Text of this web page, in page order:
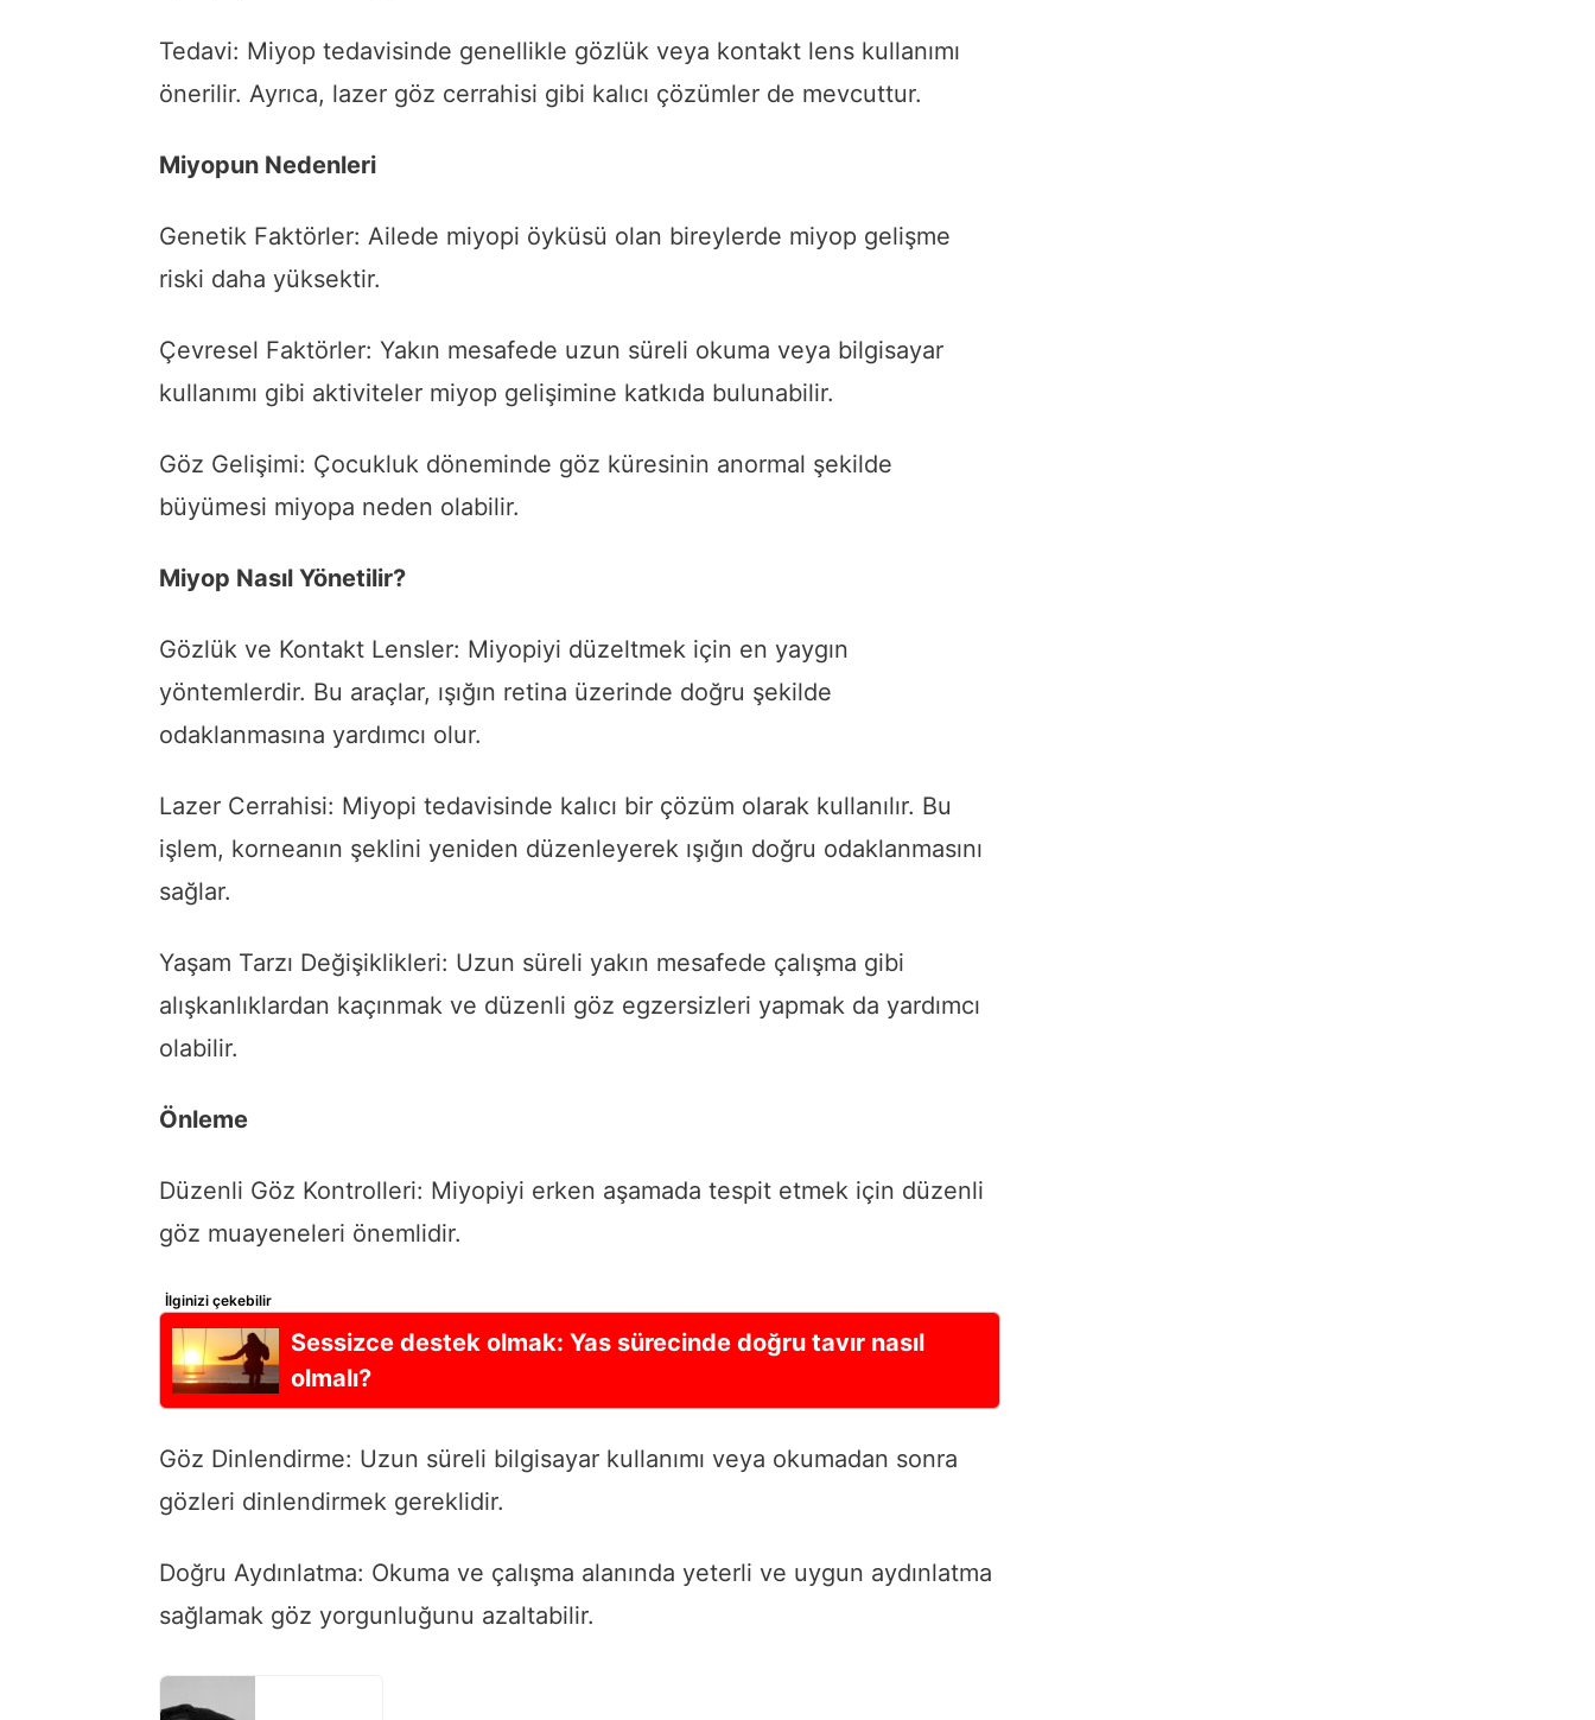
Tedavi: Miyop tedavisinde genellikle gözlük veya kontakt lens kullanımı
önerilir. Ayrıca, lazer göz cerrahisi gibi kalıcı çözümler de mevcuttur.
Miyopun Nedenleri
Genetik Faktörler: Ailede miyopi öyküsü olan bireylerde miyop gelişme
riski daha yüksektir.
Çevresel Faktörler: Yakın mesafede uzun süreli okuma veya bilgisayar
kullanımı gibi aktiviteler miyop gelişimine katkıda bulunabilir.
Göz Gelişimi: Çocukluk döneminde göz küresinin anormal şekilde
büyümesi miyopa neden olabilir.
Miyop Nasıl Yönetilir?
Gözlük ve Kontakt Lensler: Miyopiyi düzeltmek için en yaygın
yöntemlerdir. Bu araçlar, ışığın retina üzerinde doğru şekilde
odaklanmasına yardımcı olur.
Lazer Cerrahisi: Miyopi tedavisinde kalıcı bir çözüm olarak kullanılır. Bu
işlem, korneanın şeklini yeniden düzenleyerek ışığın doğru odaklanmasını
sağlar.
Yaşam Tarzı Değişiklikleri: Uzun süreli yakın mesafede çalışma gibi
alışkanlıklardan kaçınmak ve düzenli göz egzersizleri yapmak da yardımcı
olabilir.
Önleme
Düzenli Göz Kontrolleri: Miyopiyi erken aşamada tespit etmek için düzenli
göz muayeneleri önemlidir.
İlginizi çekebilir
Sessizce destek olmak: Yas sürecinde doğru tavır nasıl
olmalı?
Göz Dinlendirme: Uzun süreli bilgisayar kullanımı veya okumadan sonra
gözleri dinlendirmek gereklidir.
Doğru Aydınlatma: Okuma ve çalışma alanında yeterli ve uygun aydınlatma
sağlamak göz yorgunluğunu azaltabilir.